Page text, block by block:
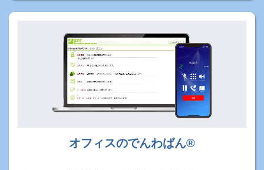
オフィスのでんわばん®